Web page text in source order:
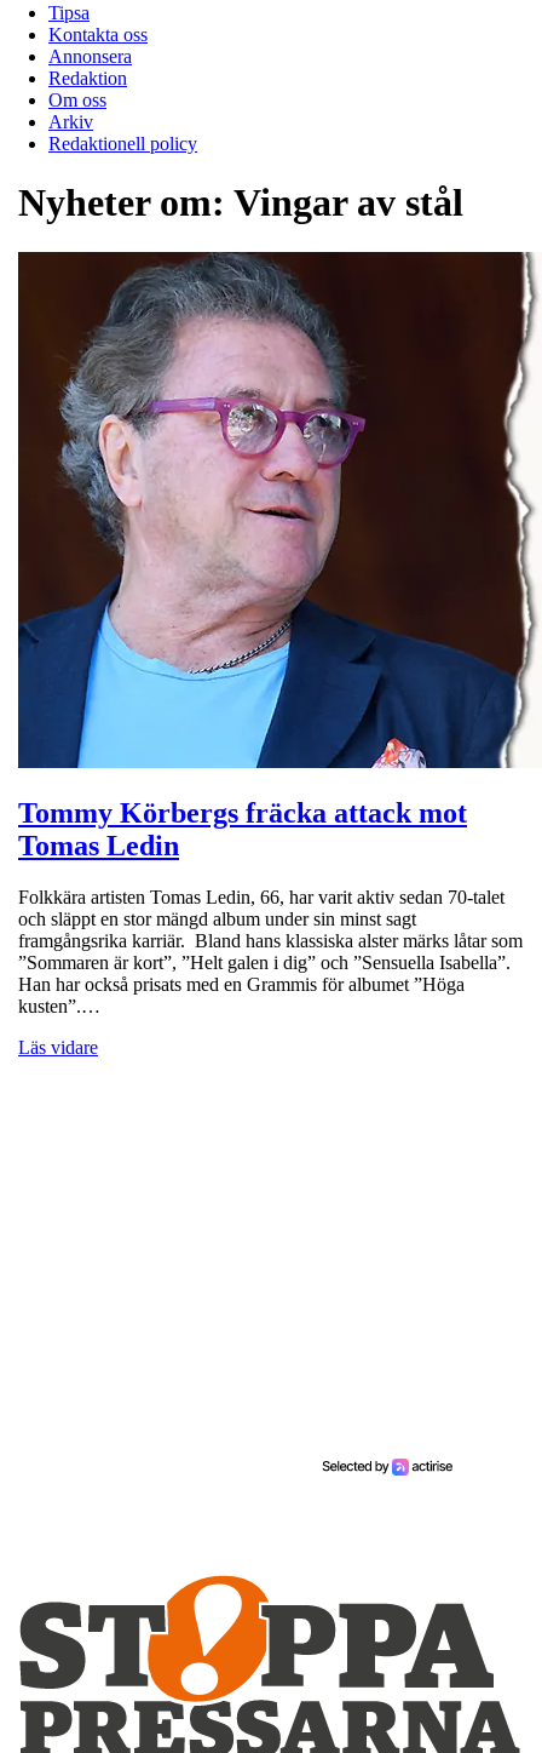
Tipsa
Kontakta oss
Annonsera
Redaktion
Om oss
Arkiv
Redaktionell policy
Nyheter om: Vingar av stål
Tommy Körbergs fräcka attack mot
Tomas Ledin
Folkkära artisten Tomas Ledin, 66, har varit aktiv sedan 70-talet
och släppt en stor mängd album under sin minst sagt
framgångsrika karriär. Bland hans klassiska alster märks låtar som
”Sommaren är kort”, ”Helt galen i dig” och ”Sensuella Isabella”.
Han har också prisats med en Grammis för albumet ”Höga
kusten”.…
Läs vidare